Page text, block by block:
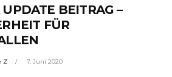
BEITRAG –
FÜR
Z 7. Juni 2020